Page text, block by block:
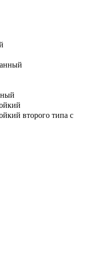
второго типа с